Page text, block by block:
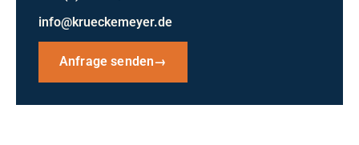
info@krueckemeyer.de
Anfrage senden→